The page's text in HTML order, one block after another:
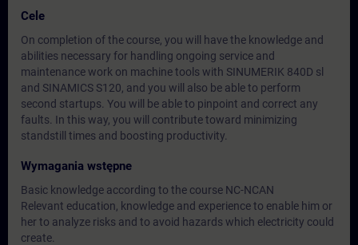
Cele
On completion of the course, you will have the knowledge and
abilities necessary for handling ongoing service and
maintenance work on machine tools with SINUMERIK 840D sl
and SINAMICS S120, and you will also be able to perform
second startups. You will be able to pinpoint and correct any
faults. In this way, you will contribute toward minimizing
standstill times and boosting productivity.
Wymagania wstępne
Basic knowledge according to the course NC-NCAN
Relevant education, knowledge and experience to enable him or
her to analyze risks and to avoid hazards which electricity could
create.